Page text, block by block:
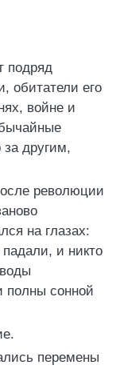
подряд
обитатели его
войне и
другим,
революции
на глазах:
и никто
полны сонной
перемены